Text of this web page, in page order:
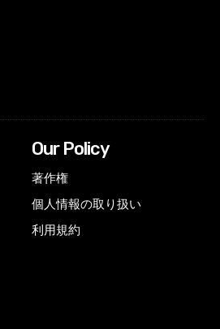
Our Policy
著作権
個人情報の取り扱い
利用規約